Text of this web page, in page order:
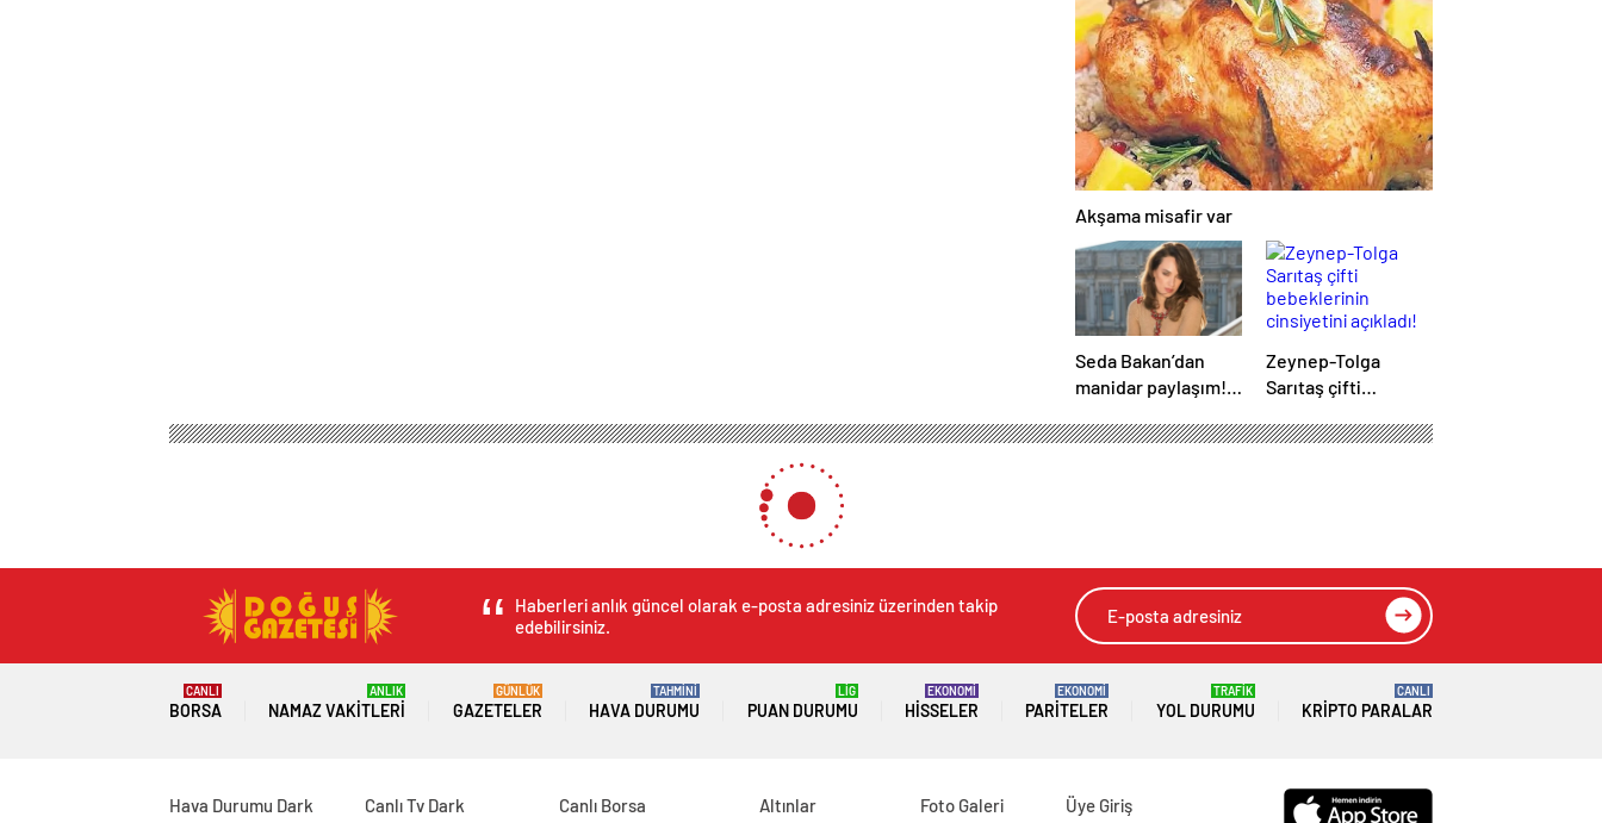
Akşama misafir var
Seda Bakan’dan
manidar paylaşım!
mesajının
Zeynep-Tolga
Sarıtaş çifti
cinsiyetini açıkladı!
Haberleri anlık güncel olarak e-posta adresiniz üzerinden takip
edebilirsiniz.
BORSA
CANLI
NAMAZ VAKITLERI
ANLIK
GAZETELER
GÜNLÜK
HAVA DURUMU
TAHMİNİ
PUAN DURUMU
LİG
HISSELER
EKONOMİ
PARITELER
EKONOMİ
YOL DURUMU
TRAFİK
KRIPTO PARALAR
CANLI
Hava Durumu Dark Canlı Tv Dark Canlı Borsa Altınlar Foto Galeri Üye Giriş